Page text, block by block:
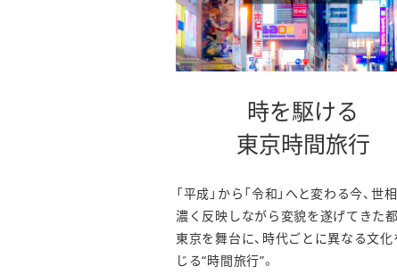
時を駆ける
東京時間旅行
「平成」から「令和」へと変わる今、世
濃く反映しながら変貌を遂げてきた都
東京を舞台に、時代ごとに異なる文
じる“時間旅行”。